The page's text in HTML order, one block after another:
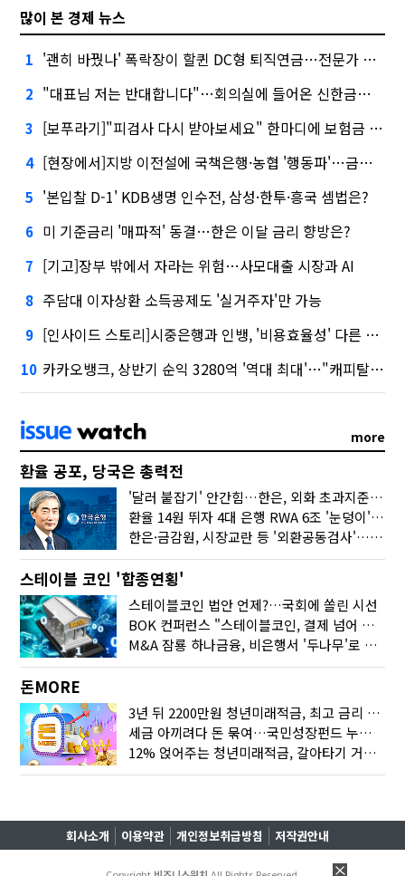
많이 본 경제 뉴스
1 '괜히 바꿨나' 폭락장이 할퀸 DC형 퇴직연금…전문가 조언은
2 "대표님 저는 반대합니다"…회의실에 들어온 신한금융 AI
3 [보푸라기]"피검사 다시 받아보세요" 한마디에 보험금 못 받을 뻔?
4 [현장에서]지방 이전설에 국책은행·농협 '행동파'…금감원 '신중모드'
5 '본입찰 D-1' KDB생명 인수전, 삼성·한투·흥국 셈법은?
6 미 기준금리 '매파적' 동결…한은 이달 금리 향방은?
7 [기고]장부 밖에서 자라는 위험…사모대출 시장과 AI
8 주담대 이자상환 소득공제도 '실거주자'만 가능
9 [인사이드 스토리]시중은행과 인뱅, '비용효율성' 다른 잣대 왜?
10 카카오뱅크, 상반기 순익 3280억 '역대 최대'…"캐피탈, 자산 1조원 이상"
more
환율 공포, 당국은 총력전
'달러 붙잡기' 안간힘…한은, 외화 초과지준에 이자 6개월 더
환율 14원 뛰자 4대 은행 RWA 6조 '눈덩이'…2배 뛴 2분기는?
한은·금감원, 시장교란 등 '외환공동검사'…환율 급등 전방위 대응
스테이블 코인 '합종연횡'
스테이블코인 법안 언제?…국회에 쏠린 시선
BOK 컨퍼런스 "스테이블코인, 결제 넘어 보험 대출 등 금융 연결 도구"
M&A 잠룡 하나금융, 비은행서 '두나무'로 눈돌린 이유는
돈MORE
3년 뒤 2200만원 청년미래적금, 최고 금리 받으려면?
세금 아끼려다 돈 묶여…국민성장펀드 누가 가입하면 좋을까
12% 얹어주는 청년미래적금, 갈아타기 거절 될수 있어요
회사소개 이용약관 개인정보취급방침 저작권안내